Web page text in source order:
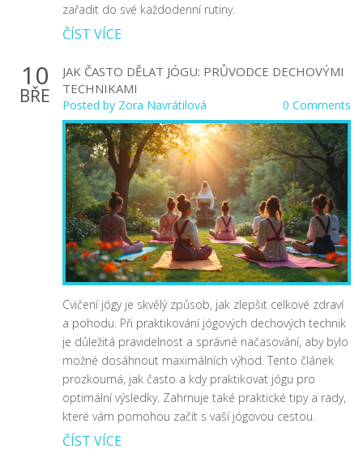
zařadit do své každodenní rutiny.
ČÍST VÍCE
10
BŘE
JAK ČASTO DĚLAT JÓGU: PRŮVODCE DECHOVÝMI
TECHNIKAMI
Posted by Zora Navrátilová 0 Comments
Cvičení jógy je skvělý způsob, jak zlepšit celkové zdraví
a pohodu. Při praktikování jógových dechových technik
je důležitá pravidelnost a správné načasování, aby bylo
možné dosáhnout maximálních výhod. Tento článek
prozkoumá, jak často a kdy praktikovat jógu pro
optimální výsledky. Zahrnuje také praktické tipy a rady,
které vám pomohou začít s vaší jógovou cestou.
ČÍST VÍCE